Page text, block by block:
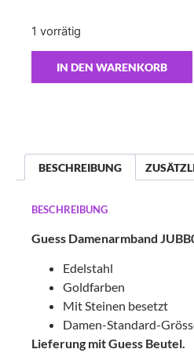
1 vorrätig
IN DEN WARENKORB
BESCHREIBUNG
BESCHREIBUNG
Guess Damenarmband
Edelstahl
Goldfarben
Mit Steinen besetzt
Damen-Standard-
Lieferung mit Guess Beutel.